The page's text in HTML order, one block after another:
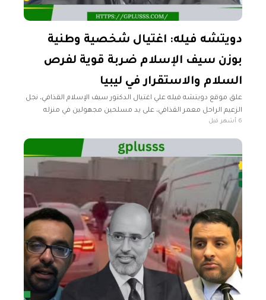
دويتشه فيله: اغتيال شخصية وطنية
بوزن سيف الإسلام ضربة قوية لفرص
السلام والاستقرار في ليبيا
علق موقع دويتشه فيله علي اغتيال الدكتور سيف الإسلام القذافي، نجل
الزعيم الراحل معمر القذافي، على يد مسلحين مجهولين في منزله
بمدينة الزنتان جنوب غرب طرابلس. وأضاف الموقع في تقرير
6 أشهر قبل